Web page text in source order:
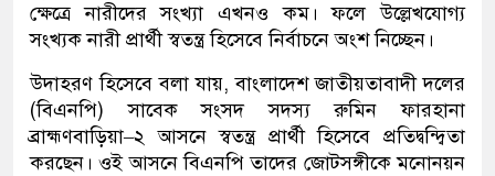
ক্ষেত্রে নারীদের সংখ্যা এখনও কম। ফলে উল্লেখযোগ্য
সংখ্যক নারী প্রার্থী স্বতন্ত্র হিসেবে নির্বাচনে অংশ নিচ্ছেন।
উদাহরণ হিসেবে বলা যায়, বাংলাদেশ জাতীয়তাবাদী দলের
(বিএনপি) সাবেক সংসদ সদস্য রুমিন ফারহানা
ব্রাহ্মণবাড়িয়া–২ আসনে স্বতন্ত্র প্রার্থী হিসেবে প্রতিদ্বন্দ্বিতা
করছেন। ওই আসনে বিএনপি তাদের জোটসঙ্গীকে মনোনয়ন